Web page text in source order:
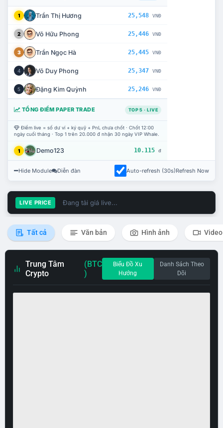
1 Trần Thị Hương 25,548 VNĐ
2 Võ Hữu Phong 25,446 VNĐ
3 Trần Ngọc Hà 25,445 VNĐ
4 Võ Duy Phong 25,347 VNĐ
5 Đặng Kim Quỳnh 25,246 VNĐ
TỔNG ĐIỂM PAPER TRADE TOP 5 · LIVE
Điểm live = số dư ví + ký quỹ + PnL chưa chốt · Chốt 12:00
ngày cuối tháng · Top 1 trên 20.000 đ nhận 30 ngày VIP Whale.
1 Demo123 10.115 đ
Hide Module Diễn đàn Auto-refresh (30s)Refresh Now
LIVE PRICE Đang tải giá live...
Tất cả Văn bản Hình ảnh Video
Trung Tâm
Crypto
(BTC
)
Biểu Đồ Xu
Hướng
Danh Sách Theo
Dõi